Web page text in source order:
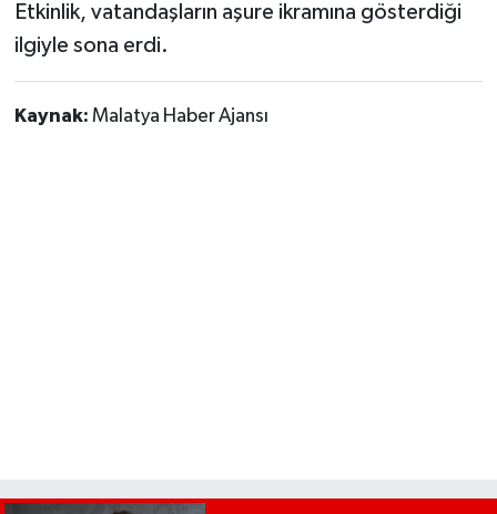
Etkinlik, vatandaşların aşure ikramına gösterdiği
ilgiyle sona erdi.
Kaynak: Malatya Haber Ajansı